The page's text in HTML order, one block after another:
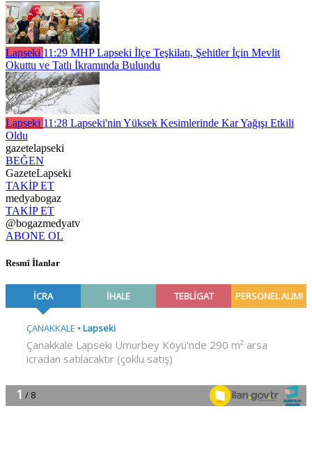
Lapseki 11:29 MHP Lapseki İlçe Teşkilatı, Şehitler İçin Mevlit
Okuttu ve Tatlı İkramında Bulundu
Lapseki 11:28 Lapseki'nin Yüksek Kesimlerinde Kar Yağışı Etkili
Oldu
gazetelapseki
BEĞEN
GazeteLapseki
TAKİP ET
medyabogaz
TAKİP ET
@bogazmedyatv
ABONE OL
Resmî İlanlar